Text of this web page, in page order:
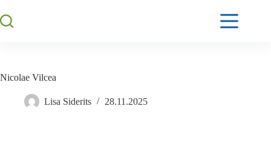
Nicolae Vilcea
Lisa Siderits 28.11.2025